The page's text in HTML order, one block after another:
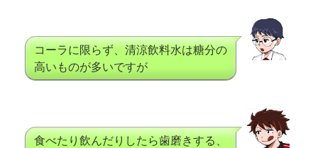
コーラに限らず、清涼飲料水は糖分の
高いものが多いですが
食べたり飲んだりしたら歯磨きする、